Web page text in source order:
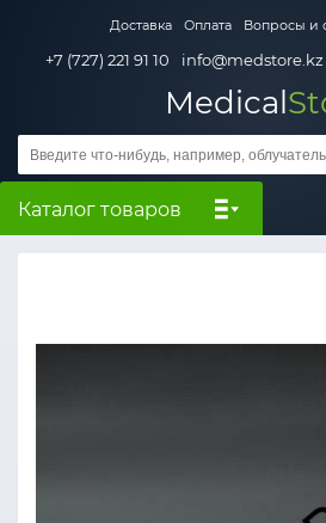
Доставка Оплата Вопросы и
+7 (727) 221 91 10 info@medstore.kz
Medical
Каталог товаров